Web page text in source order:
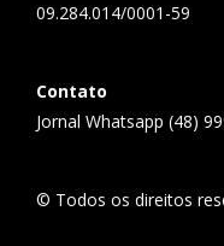
09.284.014/0001-59
Contato
Jornal Whatsapp (48)
© Todos os direitos